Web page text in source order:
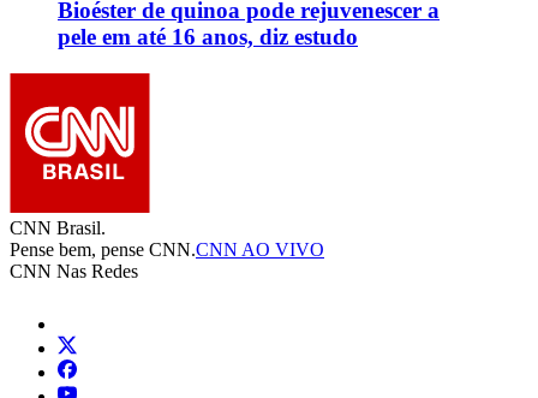
Bioéster de quinoa pode rejuvenescer a
pele em até 16 anos, diz estudo
CNN Brasil.
Pense bem, pense CNN.CNN AO VIVO
CNN Nas Redes